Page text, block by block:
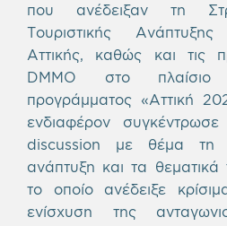
που ανέδειξαν τη
Τουριστικής
Αττικής, καθώς και τις
DMMO στο πλαίσιο
προγράμματος «Αττική
ενδιαφέρον
discussion με θέμα τη
ανάπτυξη και τα θεματικά
το οποίο ανέδειξε
ενίσχυση της